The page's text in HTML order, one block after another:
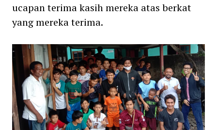
ucapan terima kasih mereka atas berkat
yang mereka terima.